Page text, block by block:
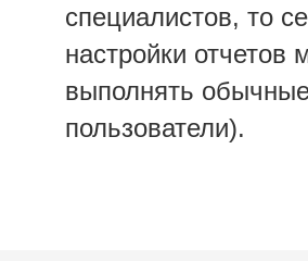
специалистов, то
настройки отчетов
выполнять
пользователи).